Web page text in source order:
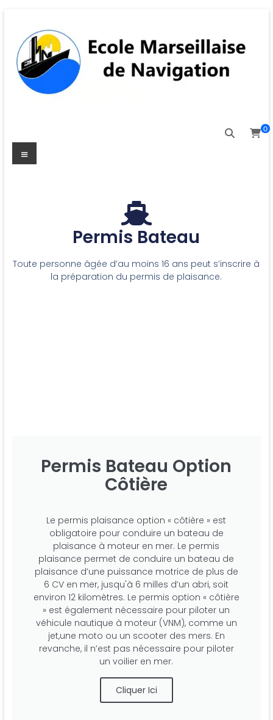
0
Permis Bateau
Toute personne âgée d’au moins 16 ans peut s’inscrire à
la préparation du permis de plaisance.
Permis Bateau Option
Côtière
Le permis plaisance option « côtière » est
obligatoire pour conduire un bateau de
plaisance à moteur en mer. Le permis
plaisance permet de conduire un bateau de
plaisance d’une puissance motrice de plus de
6 CV en mer, jusqu'à 6 milles d’un abri, soit
environ 12 kilomètres. Le permis option « côtière
» est également nécessaire pour piloter un
véhicule nautique à moteur (VNM), comme un
jet,une moto ou un scooter des mers. En
revanche, il n’est pas nécessaire pour piloter
un voilier en mer.
Cliquer Ici